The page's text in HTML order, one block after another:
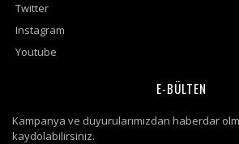
Twitter
Instagram
Youtube
E-BÜLTEN
Kampanya ve duyurularımızdan haberdar
kaydolabilirsiniz.